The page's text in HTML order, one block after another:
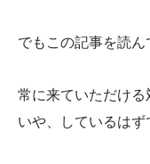
でもこの記事を読
常に来ていただける
いや、しているはず